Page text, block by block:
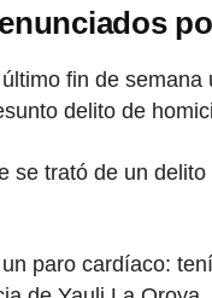
fin de
delito de
trató de un
paro cardíaco: